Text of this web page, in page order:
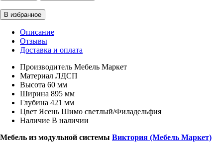
Описание
Отзывы
Доставка и оплата
Производитель Мебель Маркет
Материал ЛДСП
Высота 60 мм
Ширина 895 мм
Глубина 421 мм
Цвет Ясень Шимо светлый/Филадельфия
Наличие В наличии
Мебель из модульной системы Виктория (Мебель Маркет)